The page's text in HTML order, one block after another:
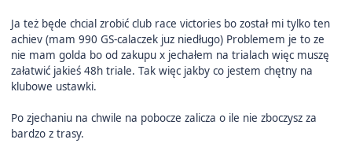
Ja też będe chcial zrobić club race victories bo został mi tylko ten
achiev (mam 990 GS-calaczek juz niedługo) Problemem je to ze
nie mam golda bo od zakupu x jechałem na trialach więc muszę
załatwić jakieś 48h triale. Tak więc jakby co jestem chętny na
klubowe ustawki.
Po zjechaniu na chwile na pobocze zalicza o ile nie zboczysz za
bardzo z trasy.